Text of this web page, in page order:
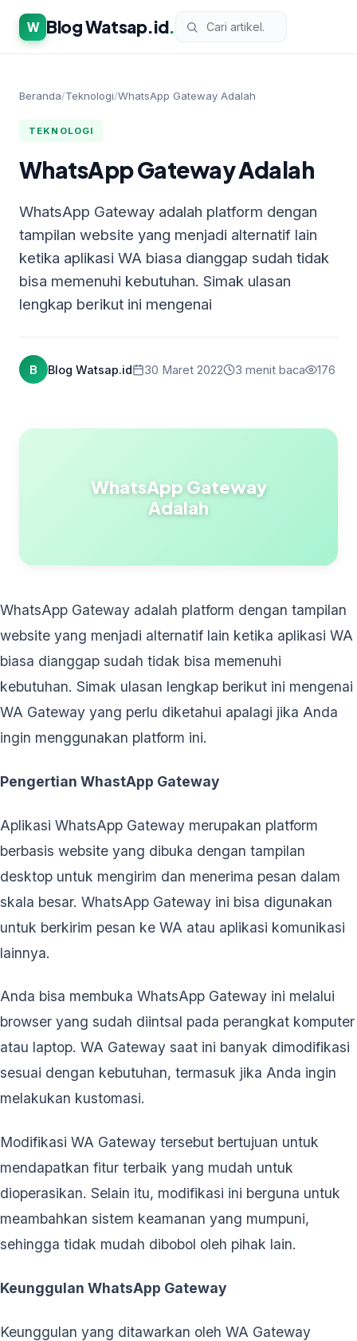
W Blog Watsap.id.
Beranda/Teknologi/WhatsApp Gateway Adalah
TEKNOLOGI
WhatsApp Gateway Adalah
WhatsApp Gateway adalah platform dengan
tampilan website yang menjadi alternatif lain
ketika aplikasi WA biasa dianggap sudah tidak
bisa memenuhi kebutuhan. Simak ulasan
lengkap berikut ini mengenai
B Blog Watsap.id 30 Maret 2022 3 menit baca 176
WhatsApp Gateway
Adalah
WhatsApp Gateway adalah platform dengan tampilan
website yang menjadi alternatif lain ketika aplikasi WA
biasa dianggap sudah tidak bisa memenuhi
kebutuhan. Simak ulasan lengkap berikut ini mengenai
WA Gateway yang perlu diketahui apalagi jika Anda
ingin menggunakan platform ini.
Pengertian WhastApp Gateway
Aplikasi WhatsApp Gateway merupakan platform
berbasis website yang dibuka dengan tampilan
desktop untuk mengirim dan menerima pesan dalam
skala besar. WhatsApp Gateway ini bisa digunakan
untuk berkirim pesan ke WA atau aplikasi komunikasi
lainnya.
Anda bisa membuka WhatsApp Gateway ini melalui
browser yang sudah diintsal pada perangkat komputer
atau laptop. WA Gateway saat ini banyak dimodifikasi
sesuai dengan kebutuhan, termasuk jika Anda ingin
melakukan kustomasi.
Modifikasi WA Gateway tersebut bertujuan untuk
mendapatkan fitur terbaik yang mudah untuk
dioperasikan. Selain itu, modifikasi ini berguna untuk
meambahkan sistem keamanan yang mumpuni,
sehingga tidak mudah dibobol oleh pihak lain.
Keunggulan WhatsApp Gateway
Keunggulan yang ditawarkan oleh WA Gateway